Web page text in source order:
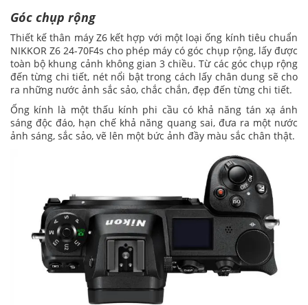
Góc chụp rộng
Thiết kế thân máy Z6 kết hợp với một loại ống kính tiêu chuẩn
NIKKOR Z6 24-70F4s cho phép máy có góc chụp rộng, lấy được
toàn bộ khung cảnh không gian 3 chiều. Từ các góc chụp rộng
đến từng chi tiết, nét nổi bật trong cách lấy chân dung sẽ cho
ra những nước ảnh sắc sảo, chắc chắn, đẹp đến từng chi tiết.
Ống kính là một thấu kính phi cầu có khả năng tán xạ ánh
sáng độc đáo, hạn chế khả năng quang sai, đưa ra một nước
ảnh sáng, sắc sảo, vẽ lên một bức ảnh đầy màu sắc chân thật.